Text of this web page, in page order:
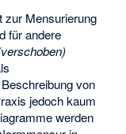
zur Mensurierung
für andere
von
jedoch kaum
werden